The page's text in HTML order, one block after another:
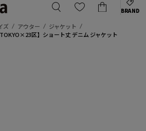
BRAND
ズ アウター
ジャケット
区】ショート丈 デニム ジャケット